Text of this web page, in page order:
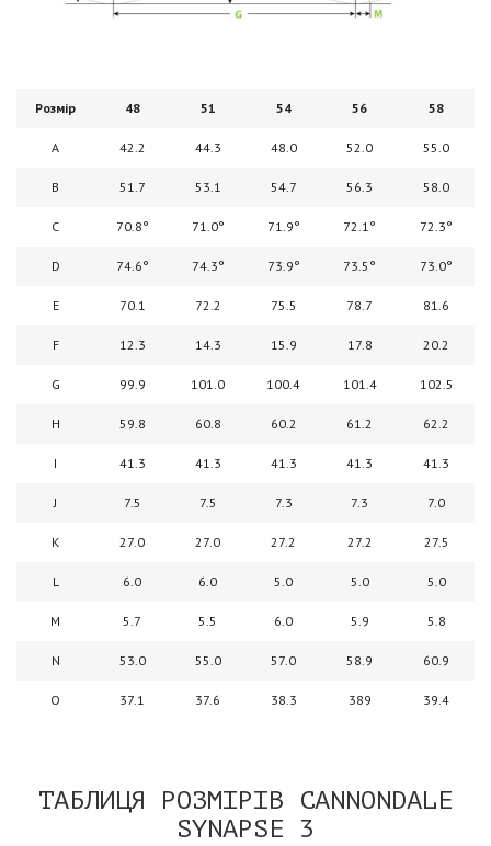
Розмір 48 51 54 56 58
A 42.2 44.3 48.0 52.0 55.0
B 51.7 53.1 54.7 56.3 58.0
C 70.8° 71.0° 71.9° 72.1° 72.3°
D 74.6° 74.3° 73.9° 73.5° 73.0°
E 70.1 72.2 75.5 78.7 81.6
F 12.3 14.3 15.9 17.8 20.2
G 99.9 101.0 100.4 101.4 102.5
H 59.8 60.8 60.2 61.2 62.2
I 41.3 41.3 41.3 41.3 41.3
J 7.5 7.5 7.3 7.3 7.0
K 27.0 27.0 27.2 27.2 27.5
L 6.0 6.0 5.0 5.0 5.0
M 5.7 5.5 6.0 5.9 5.8
N 53.0 55.0 57.0 58.9 60.9
O 37.1 37.6 38.3 389 39.4
ТАБЛИЦЯ РОЗМІРІВ CANNONDALE
SYNAPSE 3